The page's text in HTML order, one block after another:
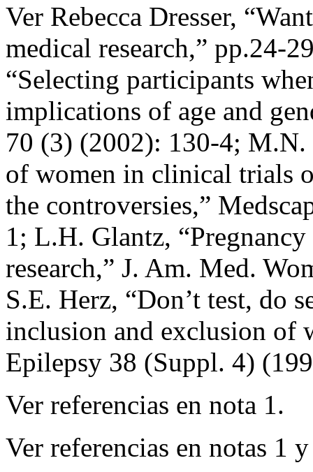
Ver Rebecca Dresser,
medical research,” pp.24-
“Selecting participants
implications of age and
70 (3) (2002): 130-4; M.N.
of women in clinical trials
the controversies,”
1; L.H. Glantz,
research,” J. Am. Med.
S.E. Herz, “Don’t test, do
inclusion and exclusion of
Epilepsy 38 (Suppl. 4)
Ver referencias en nota 1.
Ver referencias en notas 1